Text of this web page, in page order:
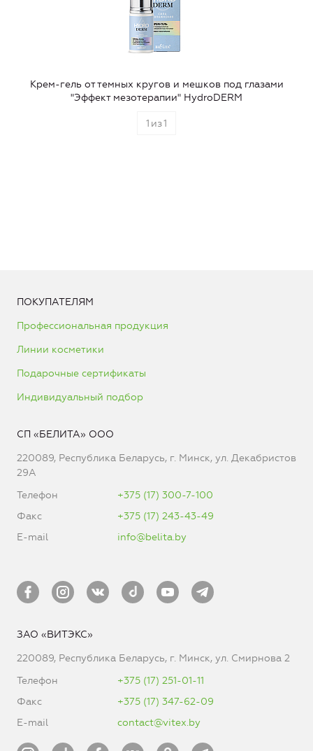
Крем-гель от темных кругов и мешков под глазами
"Эффект мезотерапии" HydroDERM
1 из1
ПОКУПАТЕЛЯМ
Профессиональная продукция
Линии косметики
Подарочные сертификаты
Индивидуальный подбор
СП «БЕЛИТА» ООО
220089, Республика Беларусь, г. Минск, ул. Декабристов
29А
Телефон
+375 (17) 300-7-100
Факс
+375 (17) 243-43-49
E-mail
info@belita.by
ЗАО «ВИТЭКС»
220089, Республика Беларусь, г. Минск, ул. Смирнова 2
Телефон
+375 (17) 251-01-11
Факс
+375 (17) 347-62-09
E-mail
contact@vitex.by